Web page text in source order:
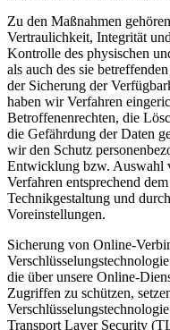
Zu den Maßnahmen
Vertraulichkeit, Integrität
Kontrolle des physischen
als auch des sie
der Sicherung der
haben wir Verfahren
Betroffenenrechten, die
die Gefährdung der Daten
wir den Schutz
Entwicklung bzw. Auswahl
Verfahren entsprechend
Technikgestaltung und
Voreinstellungen.
Sicherung von Online-
die über unsere Online-
Zugriffen zu schützen,
Transport Layer Security